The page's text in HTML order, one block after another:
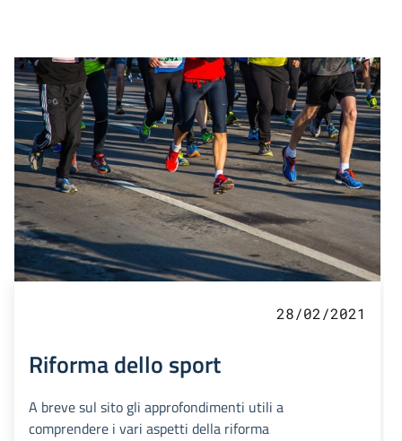
28/02/2021
Riforma dello sport
A breve sul sito gli approfondimenti utili a
comprendere i vari aspetti della riforma